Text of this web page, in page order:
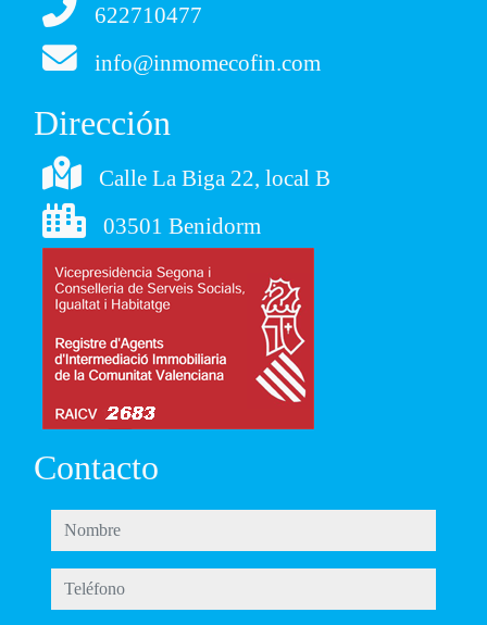
622710477
info@inmomecofin.com
Dirección
Calle La Biga 22, local B
03501 Benidorm
Contacto
nombre
teléfono